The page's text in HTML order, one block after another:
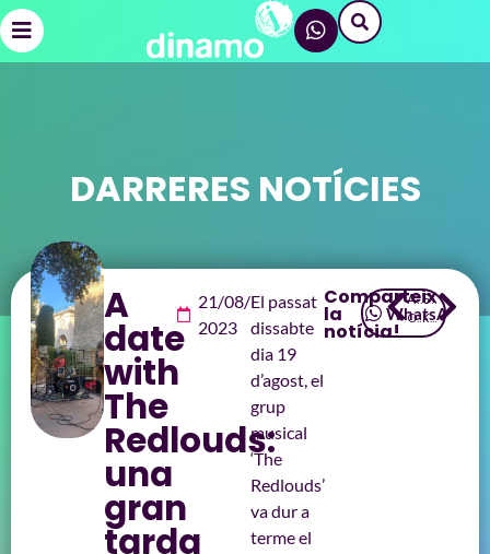
DARRERES NOTÍCIES
A
date
with
The
Redlouds:
una
gran
tarda
21/08/
2023
El passat
dissabte
dia 19
d’agost, el
grup
musical
‘The
Redlouds’
va dur a
terme el
Comparteix
la
notícia!
WhatsApp
ANTERIOR
Overseas Idol
SEGÜENT
Kpop end of summer